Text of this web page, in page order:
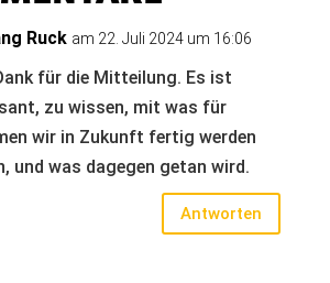
Ruck am 22. Juli 2024 um 16:06
für die Mitteilung. Es ist
zu wissen, mit was für
wir in Zukunft fertig werden
und was dagegen getan wird.
Antworten